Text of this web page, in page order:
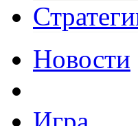
Новости